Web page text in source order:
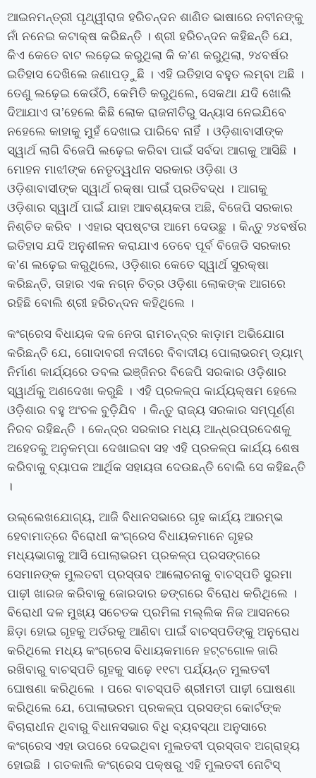
ଆଇନମନ୍ତ୍ରୀ ପୃଥ୍ୱୀରାଜ ହରିଚନ୍ଦନ ଶାଣିତ ଭାଷାରେ ନବୀନଙ୍କୁ
ନାଁ ନନେଇ କଟାକ୍ଷ କରିଛନ୍ତି । ଶ୍ରୀ ହରିଚନ୍ଦନ କହିଛନ୍ତି ଯେ,
କିଏ କେତେ ବାଟ ଲଢ଼େଇ କରୁଥିଲା କି କ’ଣ କରୁଥିଲା, ୨୪ବର୍ଷର
ଇତିହାସ ଦେଖିଲେ ଜଣାପଡ଼ୁଛି । ଏହି ଇତିହାସ ବହୁତ ଲମ୍ବା ଅଛି ।
ତେଣୁ ଲଢ଼େଇ କେଉଁଠି, କେମିତି କରୁଥିଲେ, ସେକଥା ଯଦି ଖୋଲି
ଦିଆଯାଏ ତା’ହେଲେ କିଛି ଲୋକ ରାଜନୀତିରୁ ସନ୍ୟାସ ନେଇଯିବେ
ନହେଲେ କାହାକୁ ମୁହଁ ଦେଖାଇ ପାରିବେ ନାହିଁ । ଓଡ଼ିଶାବାସୀଙ୍କ
ସ୍ୱାର୍ଥ ଲାଗି ବିଜେପି ଲଢ଼େଇ କରିବା ପାଇଁ ସର୍ବଦା ଆଗକୁ ଆସିଛି ।
ମୋହନ ମାଝୀଙ୍କ ନେତୃତ୍ୱଧୀନ ସରକାର ଓଡ଼ିଶା ଓ
ଓଡ଼ିଶାବାସୀଙ୍କ ସ୍ୱାର୍ଥ ରକ୍ଷା ପାଇଁ ପ୍ରତିବଦ୍ଧ । ଆଗକୁ
ଓଡ଼ିଶାର ସ୍ୱାର୍ଥ ପାଇଁ ଯାହା ଆବଶ୍ୟକତା ଅଛି, ବିଜେପି ସରକାର
ନିଶ୍ଚିତ କରିବ । ଏହାର ସ୍ପଷ୍ଟତା ଆମେ ଦେଉଛୁ । କିନ୍ତୁ ୨୪ବର୍ଷର
ଇତିହାସ ଯଦି ଅନୁଶୀଳନ କରାଯାଏ ତେବେ ପୂର୍ବ ବିଜେଡି ସରକାର
କ’ଣ ଲଢ଼େଇ କରୁଥିଲେ, ଓଡ଼ିଶାର କେତେ ସ୍ୱାର୍ଥ ସୁରକ୍ଷା
କରିଛନ୍ତି, ତାହାର ଏକ ନଗ୍ନ ଚିତ୍ର ଓଡ଼ିଶା ଲୋକଙ୍କ ଆଗରେ
ରହିଛି ବୋଲି ଶ୍ରୀ ହରିଚନ୍ଦନ କହିଥିଲେ ।
କଂଗ୍ରେସ ବିଧାୟକ ଦଳ ନେତା ରାମଚନ୍ଦ୍ର କାଡ଼ାମ ଅଭିଯୋଗ
କରିଛନ୍ତି ଯେ, ଗୋଦାବରୀ ନଦୀରେ ବିବାଦୀୟ ପୋଲାଭରମ୍ ଡ୍ୟାମ୍
ନିର୍ମାଣ କାର୍ଯ୍ୟରେ ଡବଲ ଇଞ୍ଜିନର ବିଜେପି ସରକାର ଓଡ଼ିଶାର
ସ୍ୱାର୍ଥକୁ ଅଣଦେଖା କରୁଛି । ଏହି ପ୍ରକଳ୍ପ କାର୍ଯ୍ୟକ୍ଷମ ହେଲେ
ଓଡ଼ିଶାର ବହୁ ଅଂଚଳ ବୁଡ଼ିଯିବ । କିନ୍ତୁ ରାଜ୍ୟ ସରକାର ସମ୍ପୂର୍ଣ୍ଣ
ନିରବ ରହିଛନ୍ତି । କେନ୍ଦ୍ର ସରକାର ମଧ୍ୟ ଆନ୍ଧ୍ରପ୍ରଦେଶକୁ
ଅହେତକୁ ଅନୁକମ୍ପା ଦେଖାଇବା ସହ ଏହି ପ୍ରକଳ୍ପ କାର୍ଯ୍ୟ ଶେଷ
କରିବାକୁ ବ୍ୟାପକ ଆର୍ଥିକ ସହାୟତା ଦେଉଛନ୍ତି ବୋଲି ସେ କହିଛନ୍ତି
।
ଉଲ୍ଲେଖଯୋଗ୍ୟ, ଆଜି ବିଧାନସଭାରେ ଗୃହ କାର୍ଯ୍ୟ ଆରମ୍ଭ
ହେବାମାତ୍ରେ ବିରୋଧୀ କଂଗ୍ରେସ ବିଧାୟକମାନେ ଗୃହର
ମଧ୍ୟଭାଗକୁ ଆସି ପୋଲାଭରମ ପ୍ରକଳ୍ପ ପ୍ରସଙ୍ଗରେ
ସେମାନଙ୍କ ମୁଲତବୀ ପ୍ରସ୍ତାବ ଆଲୋଚନାକୁ ବାଚସ୍ପତି ସୁରମା
ପାଢ଼ୀ ଖାରଜ କରିବାକୁ ଜୋରଦାର ଢଙ୍ଗରେ ବିରୋଧ କରିଥିଲେ ।
ବିରୋଧୀ ଦଳ ମୁଖ୍ୟ ସଚେତକ ପ୍ରମିଳା ମଲ୍ଲିକ ନିଜ ଆସନରେ
ଛିଡ଼ା ହୋଇ ଗୃହକୁ ଅର୍ଡରକୁ ଆଣିବା ପାଇଁ ବାଚସ୍ପତିଙ୍କୁ ଅନୁରୋଧ
କରିଥିଲେ ମଧ୍ୟ କଂଗ୍ରେସ ବିଧାୟକମାନେ ହଟ୍ଟଗୋଳ ଜାରି
ରଖିବାରୁ ବାଚସ୍ପତି ଗୃହକୁ ସାଢ଼େ ୧୧ଟା ପର୍ଯ୍ୟନ୍ତ ମୁଲତବୀ
ଘୋଷଣା କରିଥିଲେ । ପରେ ବାଚସ୍ପତି ଶ୍ରୀମତୀ ପାଢ଼ୀ ଘୋଷଣା
କରିଥିଲେ ଯେ, ପୋଲାଭରମ ପ୍ରକଳ୍ପ ପ୍ରସଙ୍ଗ କୋର୍ଟଙ୍କ
ବିଚାରାଧୀନ ଥିବାରୁ ବିଧାନସଭାର ବିଧି ବ୍ୟବସ୍ଥା ଅନୁସାରେ
କଂଗ୍ରେସ ଏହା ଉପରେ ଦେଇଥିବା ମୁଲତବୀ ପ୍ରସ୍ତାବ ଅଗ୍ରାହ୍ୟ
ହୋଇଛି । ଗତକାଲି କଂଗ୍ରେସ ପକ୍ଷରୁ ଏହି ମୁଲତବୀ ନୋଟିସ୍